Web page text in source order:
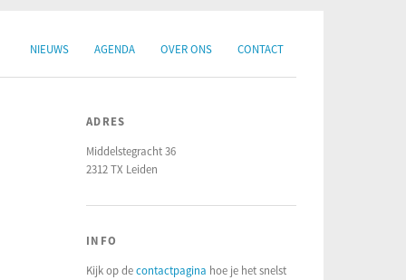
NIEUWS AGENDA OVER ONS CONTACT
ADRES
Middelstegracht 36
2312 TX Leiden
INFO
Kijk op decontactpagina hoe je het snelst